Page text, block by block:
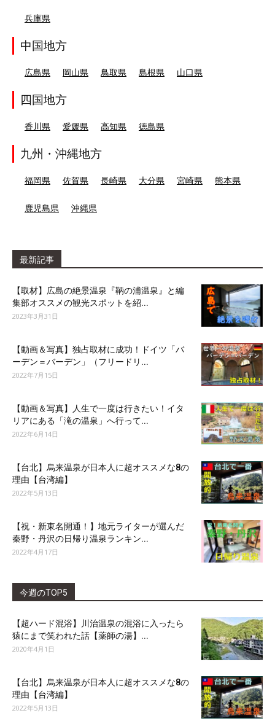
兵庫県
中国地方
広島県 岡山県 鳥取県 島根県 山口県
四国地方
香川県 愛媛県 高知県 徳島県
九州・沖縄地方
福岡県 佐賀県 長崎県 大分県 宮崎県 熊本県
鹿児島県 沖縄県
最新記事
【取材】広島の絶景温泉『鞆の浦温泉』と編
集部オススメの観光スポットを紹...
2023年3月31日
【動画＆写真】独占取材に成功！ドイツ「バ
ーデン＝バーデン」（フリードリ...
2022年7月15日
【動画＆写真】人生で一度は行きたい！イタ
リアにある「滝の温泉」へ行って...
2022年6月14日
【台北】烏来温泉が日本人に超オススメな8の
理由【台湾編】
2022年5月13日
【祝・新東名開通！】地元ライターが選んだ
秦野・丹沢の日帰り温泉ランキン...
2022年4月17日
今週のTOP5
【超ハード混浴】川治温泉の混浴に入ったら
猿にまで笑われた話【薬師の湯】...
2020年4月1日
【台北】烏来温泉が日本人に超オススメな8の
理由【台湾編】
2022年5月13日